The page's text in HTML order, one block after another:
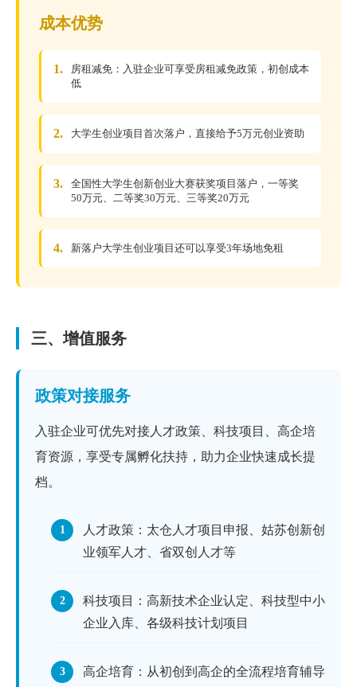
成本优势
1.
房租减免：入驻企业可享受房租减免政策，初创成本
低
2. 大学生创业项目首次落户，直接给予5万元创业资助
3.
全国性大学生创新创业大赛获奖项目落户，一等奖
50万元、二等奖30万元、三等奖20万元
4. 新落户大学生创业项目还可以享受3年场地免租
三、增值服务
政策对接服务
入驻企业可优先对接人才政策、科技项目、高企培
育资源，享受专属孵化扶持，助力企业快速成长提
档。
1
人才政策：太仓人才项目申报、姑苏创新创
业领军人才、省双创人才等
2
科技项目：高新技术企业认定、科技型中小
企业入库、各级科技计划项目
3
高企培育：从初创到高企的全流程培育辅导